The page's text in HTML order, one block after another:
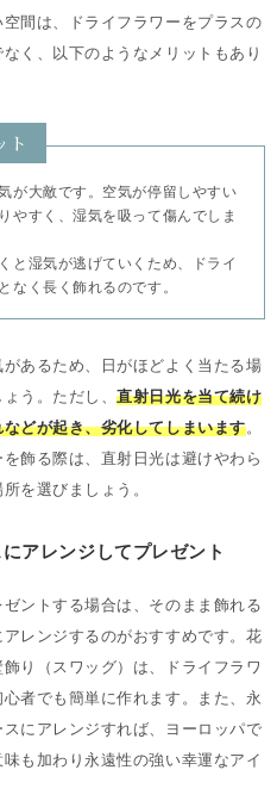
間は、ドライフラワーをプラスの
く、以下のようなメリットもあり
ト
が大敵です。空気が停留しやすい
やすく、湿気を吸って傷んでしま
と湿気が逃げていくため、ドライ
なく長く飾れるのです。
あるため、日がほどよく当たる場
う。ただし、直射日光を当て続け
どが起き、劣化してしまいます。
飾る際は、直射日光は避けやわら
を選びましょう。
アレンジしてプレゼント
ントする場合は、そのまま飾れる
レンジするのがおすすめです。花
り（スワッグ）は、ドライフラワ
者でも簡単に作れます。また、永
にアレンジすれば、ヨーロッパで
も加わり永遠性の強い幸運なアイ